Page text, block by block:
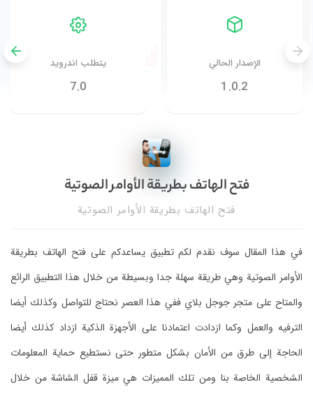
الإصدار الحالي
1.0.2
يتطلب اندرويد
7.0
فتح الهاتف بطريقة الأوامر الصوتية
فتح الهاتف بطريقة الأوامر الصوتية
في هذا المقال سوف نقدم لكم تطبيق يساعدكم على فتح الهاتف بطريقة
الأوامر الصوتية وهي طريقة سهلة جدا وبسيطة من خلال هذا التطبيق الرائع
والمتاح على متجر جوجل بلاي ففي هذا العصر نحتاج للتواصل وكذلك أيضا
الترفيه والعمل وكما ازدادت اعتمادنا على الأجهزة الذكية ازداد كذلك أيضا
الحاجة إلى طرق من الأمان بشكل متطور حتى نستطيع حماية المعلومات
الشخصية الخاصة بنا ومن تلك المميزات هي ميزة قفل الشاشة من خلال